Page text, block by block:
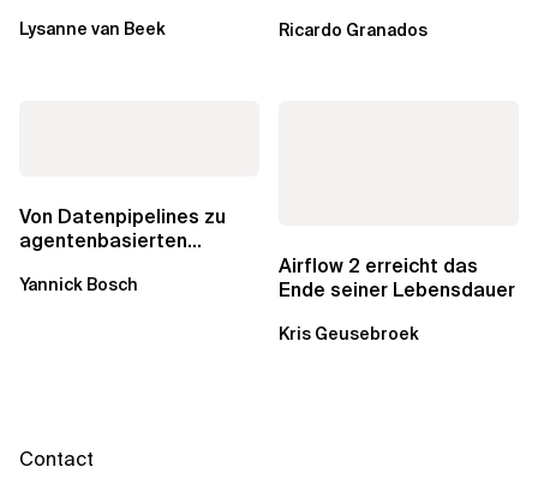
noch?
Lysanne van Beek Ricardo Granados
Von Datenpipelines zu
agentenbasierten
Analytics...
Yannick Bosch
Airflow 2 erreicht das
Ende seiner Lebensdauer
Kris Geusebroek
Contact